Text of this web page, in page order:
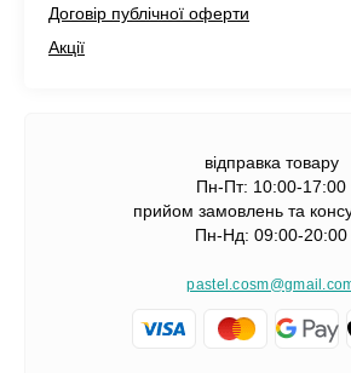
Договір публічної оферти
Акції
відправка товару
Пн-Пт: 10:00-17:00
прийом замовлень та
Пн-Нд: 09:00-20:00